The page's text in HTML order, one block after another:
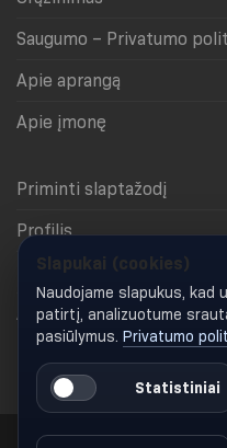
Saugumo – Privatumo
Apie aprangą
Apie įmonę
Priminti slaptažodį
Profilis
Krepšelis
Apmokėjimas
Keisti slapukų nustatymus
Slapukai (cookies)
Naudojame slapukus, kad
patirtį, analizuotume
pasiūlymus. Privatumo
Statistiniai